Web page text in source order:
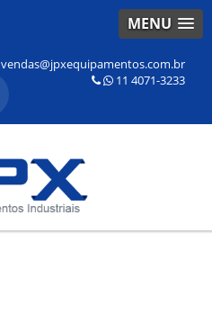
MENU
vendas@jpxequipamentos.com.br
11 4071-3233